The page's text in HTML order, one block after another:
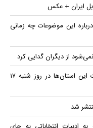
ایران + عکس
این موضوعات چه زمانی
از دیگران گدایی کرد
خبر مهم برای کارمندان| ساعت کاری ادارات این استان‌ها در روز شنبه ۱۷
شد